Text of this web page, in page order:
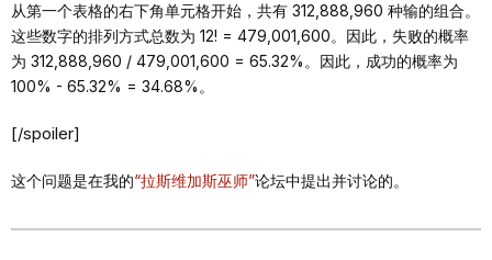
从第一个表格的右下角单元格开始，共有 312,888,960 种输的组合。
这些数字的排列方式总数为 12! = 479,001,600。因此，失败的概率
为 312,888,960 / 479,001,600 = 65.32%。因此，成功的概率为
100% - 65.32% = 34.68%。
[/spoiler]
这个问题是在我的“拉斯维加斯巫师”论坛中提出并讨论的。